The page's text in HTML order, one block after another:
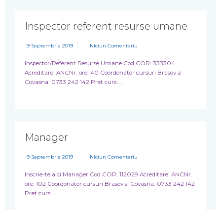
Inspector referent resurse umane
9 Septembrie 2019 Niciun Comentariu
Inspector/Referent Resurse Umane Cod COR: 333304
Acreditare: ANCNr. ore: 40 Coordonator cursuri Brasov si
Covasna: 0733 242 142 Pret curs:...
Manager
9 Septembrie 2019 Niciun Comentariu
Inscrie-te aici Manager Cod COR: 112029 Acreditare: ANCNr.
ore: 102 Coordonator cursuri Brasov si Covasna: 0733 242 142
Pret curs:...